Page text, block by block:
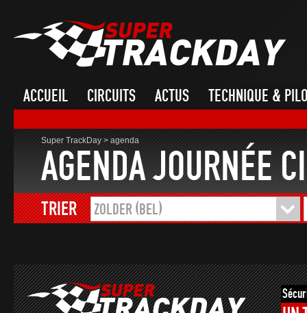
ACCUEIL CIRCUITS ACTUS TECHNIQUE &
Super TrackDay>agenda
AGENDA JOURNÉE
TRIER ZOLDER (BEL)